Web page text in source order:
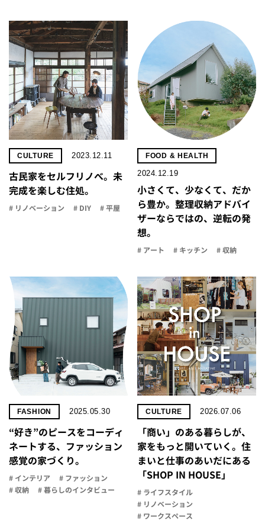
CULTURE 2023.12.11
古民家をセルフリノべ。未
完成を楽しむ住処。
# リノベーション # DIY # 平屋
FOOD & HEALTH
2024.12.19
小さくて、少なくて、だか
ら豊か。整理収納アドバイ
ザーならではの、逆転の発
想。
# アート # キッチン # 収納
FASHION 2025.05.30
“好き”のピースをコーディ
ネートする、ファッション
感覚の家づくり。
# インテリア
# ファッション
# 収納
# 暮らしのインタビュー
CULTURE 2026.07.06
「商い」の​ある​暮らしが、​
家を​もっと​開いていく。​住
まいと​仕事の​あいだに​ある​
「SHOP IN HOUSE」
# ライフスタイル
# リノベーション
# ワークスペース